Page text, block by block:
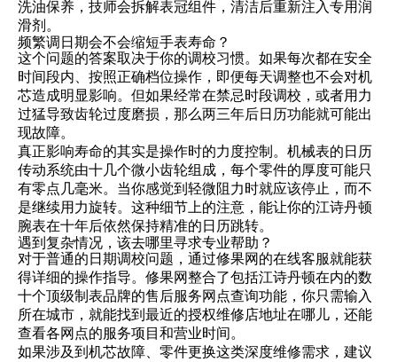
洗油保养，技师会拆解表冠组件，清洁后重新注入专用润
滑剂。
频繁调日期会不会缩短手表寿命？
这个问题的答案取决于你的调校习惯。如果每次都在安全
时间段内、按照正确档位操作，即便每天调整也不会对机
芯造成明显影响。但如果经常在禁忌时段调校，或者用力
过猛导致齿轮过度磨损，那么两三年后日历功能就可能出
现故障。
真正影响寿命的其实是操作时的力度控制。机械表的日历
传动系统由十几个微小齿轮组成，每个零件的厚度可能只
有零点几毫米。当你感觉到轻微阻力时就应该停止，而不
是继续用力旋转。这种细节上的注意，能让你的江诗丹顿
腕表在十年后依然保持精准的日历跳转。
遇到复杂情况，该去哪里寻求专业帮助？
对于普通的日期调校问题，通过修果网的在线客服就能获
得详细的操作指导。修果网整合了包括江诗丹顿在内的数
十个顶级制表品牌的售后服务网点查询功能，你只需输入
所在城市，就能找到最近的授权维修店地址在哪儿，还能
查看各网点的服务项目和营业时间。
如果涉及到机芯故障、零件更换这类深度维修需求，建议